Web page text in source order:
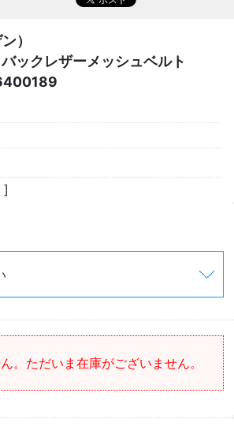
）
ックレザーメッシュベルト
]
。ただいま在庫がございません。